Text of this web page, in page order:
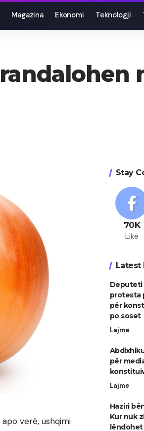
Magazina Ekonomi Teknologji
verë, ushqimi
Stay
70K
Like
Latest
Deputeti
protesta
për
po soset
Lajme
për
Lajme
Haziri
Kur nuk
lëndohet